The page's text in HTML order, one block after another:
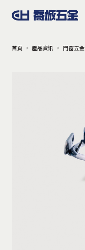
首頁 產品資訊 門窗五金